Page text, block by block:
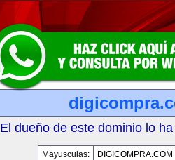
El dueño de este dominio lo
Mayusculas:
DIGICOMPRA.COM